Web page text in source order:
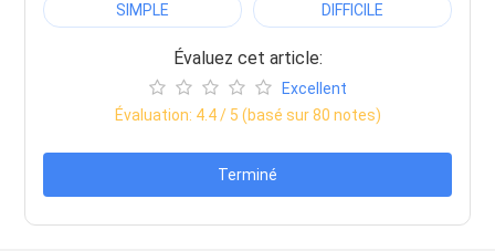
SIMPLE DIFFICILE
Évaluez cet article:
Excellent
Évaluation: 4.4/ 5 (basé sur80 notes)
Terminé